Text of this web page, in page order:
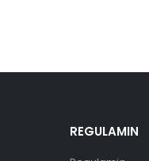
REGULAMIN